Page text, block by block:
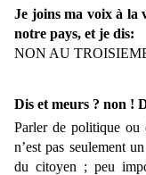
Je joins ma voix à la
notre pays, et je dis:
NON AU
Dis et meurs ? non !
Parler de politique ou
n’est pas seulement
du citoyen ; peu